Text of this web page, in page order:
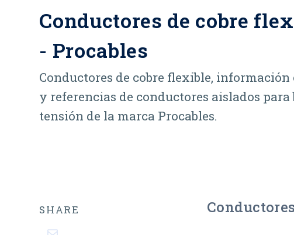
Conductores de cobre
- Procables
Conductores de cobre flexible, información
y referencias de conductores aislados para
tensión de la marca Procables.
SHARE